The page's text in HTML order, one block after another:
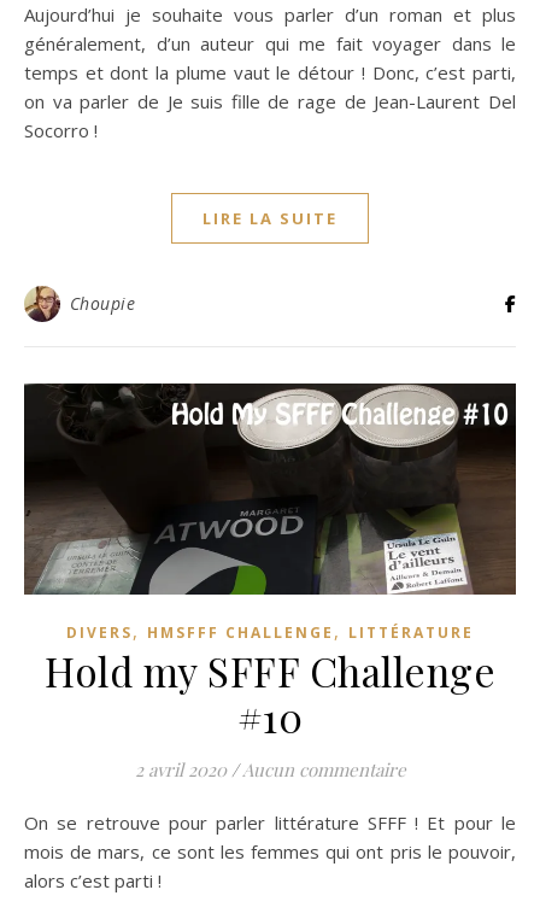
Aujourd’hui je souhaite vous parler d’un roman et plus
généralement, d’un auteur qui me fait voyager dans le
temps et dont la plume vaut le détour ! Donc, c’est parti,
on va parler de Je suis fille de rage de Jean-Laurent Del
Socorro !
LIRE LA SUITE
Choupie
DIVERS, HMSFFF CHALLENGE , LITTÉRATURE
Hold my SFFF Challenge
#10
2 avril 2020 / Aucun commentaire
On se retrouve pour parler littérature SFFF ! Et pour le
mois de mars, ce sont les femmes qui ont pris le pouvoir,
alors c’est parti !